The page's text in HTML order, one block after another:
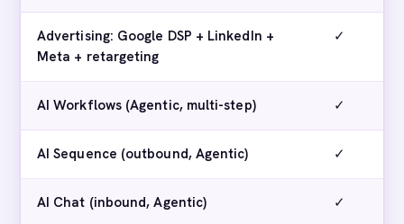
Advertising: Google DSP + LinkedIn +
Meta + retargeting
✓
AI Workflows (Agentic, multi-step) ✓
AI Sequence (outbound, Agentic) ✓
AI Chat (inbound, Agentic) ✓